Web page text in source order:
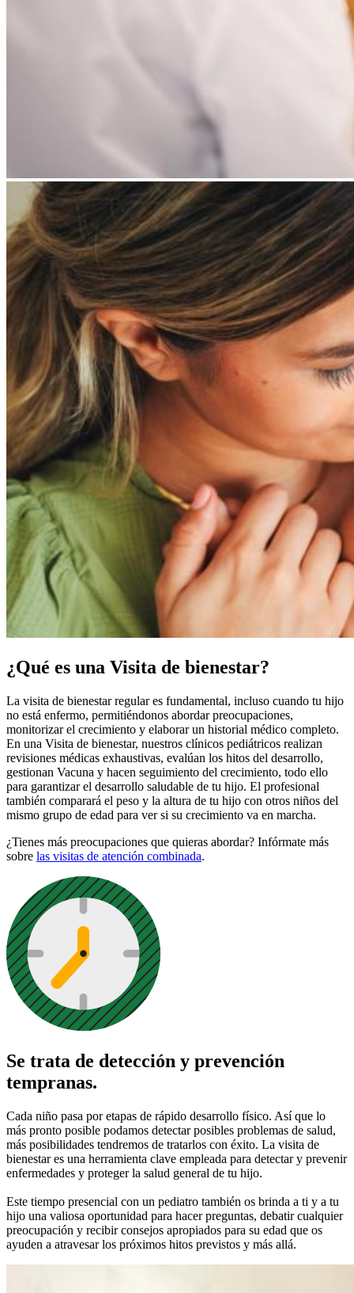
¿Qué es una Visita de bienestar?
La visita de bienestar regular es fundamental, incluso cuando tu hijo
no está enfermo, permitiéndonos abordar preocupaciones,
monitorizar el crecimiento y elaborar un historial médico completo.
En una Visita de bienestar, nuestros clínicos pediátricos realizan
revisiones médicas exhaustivas, evalúan los hitos del desarrollo,
gestionan Vacuna y hacen seguimiento del crecimiento, todo ello
para garantizar el desarrollo saludable de tu hijo. El profesional
también comparará el peso y la altura de tu hijo con otros niños del
mismo grupo de edad para ver si su crecimiento va en marcha.
¿Tienes más preocupaciones que quieras abordar? Infórmate más
sobre las visitas de atención combinada.
Se trata de detección y prevención
tempranas.
Cada niño pasa por etapas de rápido desarrollo físico. Así que lo
más pronto posible podamos detectar posibles problemas de salud,
más posibilidades tendremos de tratarlos con éxito. La visita de
bienestar es una herramienta clave empleada para detectar y prevenir
enfermedades y proteger la salud general de tu hijo.
Este tiempo presencial con un pediatro también os brinda a ti y a tu
hijo una valiosa oportunidad para hacer preguntas, debatir cualquier
preocupación y recibir consejos apropiados para su edad que os
ayuden a atravesar los próximos hitos previstos y más allá.